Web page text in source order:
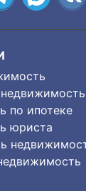
недвижимость
по ипотеке
юриста